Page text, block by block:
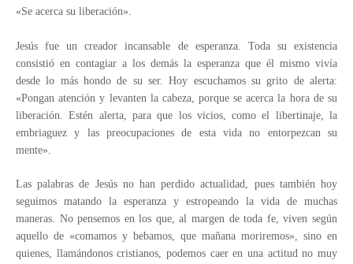
«Se acerca su liberación».
Jesús fue un creador incansable de esperanza. Toda su existencia
consistió en contagiar a los demás la esperanza que él mismo vivía
desde lo más hondo de su ser. Hoy escuchamos su grito de alerta:
«Pongan atención y levanten la cabeza, porque se acerca la hora de su
liberación. Estén alerta, para que los vicios, como el libertinaje, la
embriaguez y las preocupaciones de esta vida no entorpezcan su
mente».
Las palabras de Jesús no han perdido actualidad, pues también hoy
seguimos matando la esperanza y estropeando la vida de muchas
maneras. No pensemos en los que, al margen de toda fe, viven según
aquello de «comamos y bebamos, que mañana moriremos», sino en
quienes, llamándonos cristianos, podemos caer en una actitud no muy